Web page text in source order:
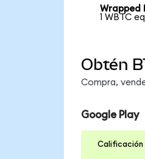
Wrapped
1 WBTC
Obtén
Compra,
Google Play
Calificación